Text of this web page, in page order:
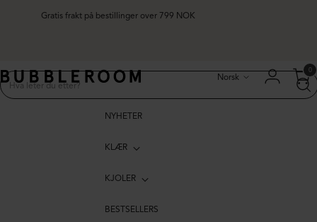
Gratis frakt på bestillinger over 799 NOK
Norsk
0
NYHETER
KLÆR
KJOLER
BESTSELLERS